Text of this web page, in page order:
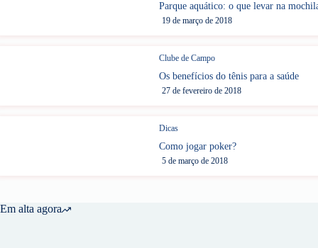
Parque aquático: o que levar na
19 de março de 2018
Clube de Campo
Os benefícios do tênis para a saúde
27 de fevereiro de 2018
Dicas
Como jogar poker?
5 de março de 2018
Em alta agora